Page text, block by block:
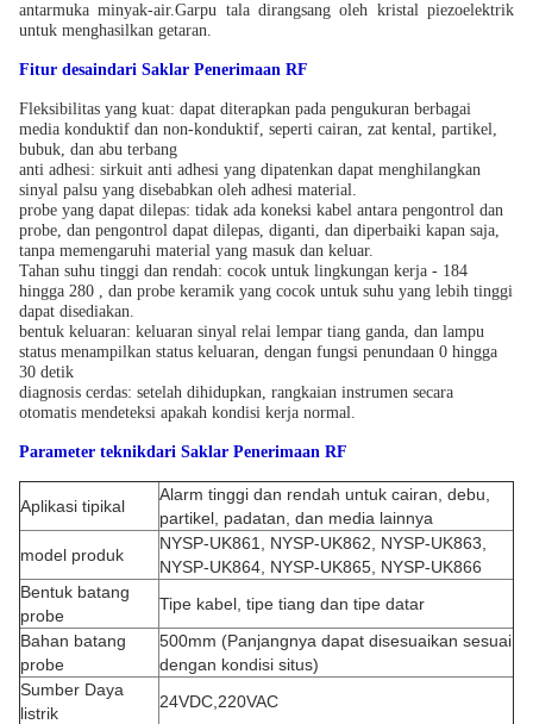
antarmuka minyak-air.Garpu tala dirangsang oleh kristal piezoelektrik
untuk menghasilkan getaran.
Fitur desaindari Saklar Penerimaan RF
Fleksibilitas yang kuat: dapat diterapkan pada pengukuran berbagai
media konduktif dan non-konduktif, seperti cairan, zat kental, partikel,
bubuk, dan abu terbang
anti adhesi: sirkuit anti adhesi yang dipatenkan dapat menghilangkan
sinyal palsu yang disebabkan oleh adhesi material.
probe yang dapat dilepas: tidak ada koneksi kabel antara pengontrol dan
probe, dan pengontrol dapat dilepas, diganti, dan diperbaiki kapan saja,
tanpa memengaruhi material yang masuk dan keluar.
Tahan suhu tinggi dan rendah: cocok untuk lingkungan kerja - 184
hingga 280 , dan probe keramik yang cocok untuk suhu yang lebih tinggi
dapat disediakan.
bentuk keluaran: keluaran sinyal relai lempar tiang ganda, dan lampu
status menampilkan status keluaran, dengan fungsi penundaan 0 hingga
30 detik
diagnosis cerdas: setelah dihidupkan, rangkaian instrumen secara
otomatis mendeteksi apakah kondisi kerja normal.
Parameter teknikdari Saklar Penerimaan RF
Aplikasi tipikal
Alarm tinggi dan rendah untuk cairan, debu,
partikel, padatan, dan media lainnya
model produk
NYSP-UK861, NYSP-UK862, NYSP-UK863,
NYSP-UK864, NYSP-UK865, NYSP-UK866
Bentuk batang
probe
Tipe kabel, tipe tiang dan tipe datar
Bahan batang
probe
500mm (Panjangnya dapat disesuaikan sesuai
dengan kondisi situs)
Sumber Daya
listrik
24VDC,220VAC